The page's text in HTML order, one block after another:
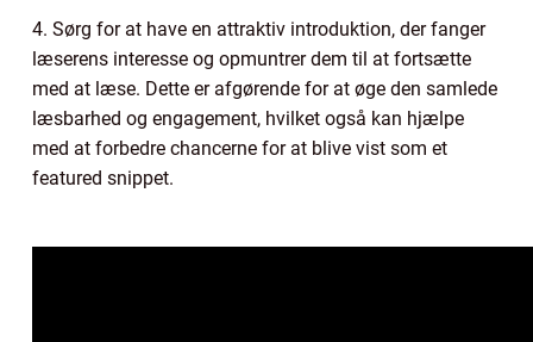
4. Sørg for at have en attraktiv introduktion, der fanger
læserens interesse og opmuntrer dem til at fortsætte
med at læse. Dette er afgørende for at øge den samlede
læsbarhed og engagement, hvilket også kan hjælpe
med at forbedre chancerne for at blive vist som et
featured snippet.